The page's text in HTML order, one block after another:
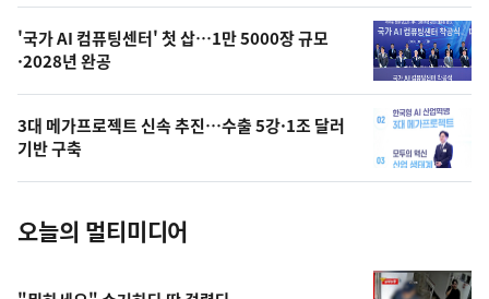
오
늘
의
사
진
'국가 AI 컴퓨팅센터' 첫 삽…1만 5000장 규모
·2028년 완공
3대 메가프로젝트 신속 추진…수출 5강·1조 달러
기반 구축
오늘의 멀티미디어